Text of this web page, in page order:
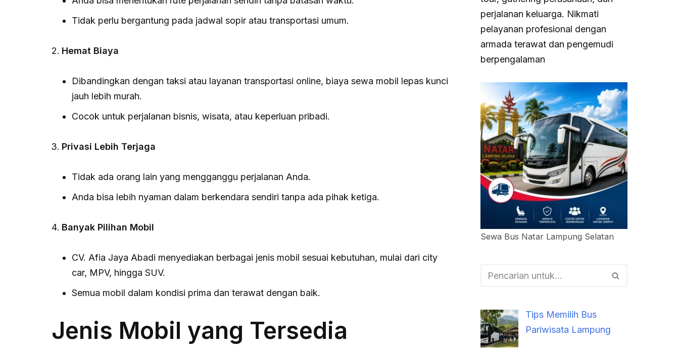
Tidak perlu bergantung pada jadwal sopir atau transportasi umum.
Hemat Biaya
Dibandingkan dengan taksi atau layanan transportasi online, biaya sewa mobil lepas kunci
jauh lebih murah.
Cocok untuk perjalanan bisnis, wisata, atau keperluan pribadi.
Privasi Lebih Terjaga
Tidak ada orang lain yang mengganggu perjalanan Anda.
Anda bisa lebih nyaman dalam berkendara sendiri tanpa ada pihak ketiga.
Banyak Pilihan Mobil
CV. Afia Jaya Abadi menyediakan berbagai jenis mobil sesuai kebutuhan, mulai dari city
car, MPV, hingga SUV.
Semua mobil dalam kondisi prima dan terawat dengan baik.
Jenis Mobil yang Tersedia
perjalanan keluarga. Nikmati
pelayanan profesional dengan
armada terawat dan pengemudi
berpengalaman
Sewa Bus Natar Lampung Selatan
Tips Memilih Bus
Pariwisata Lampung